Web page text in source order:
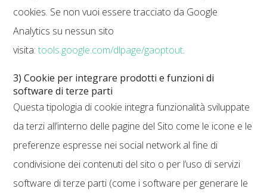
cookies. Se non vuoi essere tracciato da Google
Analytics su nessun sito
visita:tools.google.com/dlpage/gaoptout.
3) Cookie per integrare prodotti e funzioni di
software di terze parti
Questa tipologia di cookie integra funzionalità sviluppate
da terzi all’interno delle pagine del Sito come le icone e le
preferenze espresse nei social network al fine di
condivisione dei contenuti del sito o per l’uso di servizi
software di terze parti (come i software per generare le